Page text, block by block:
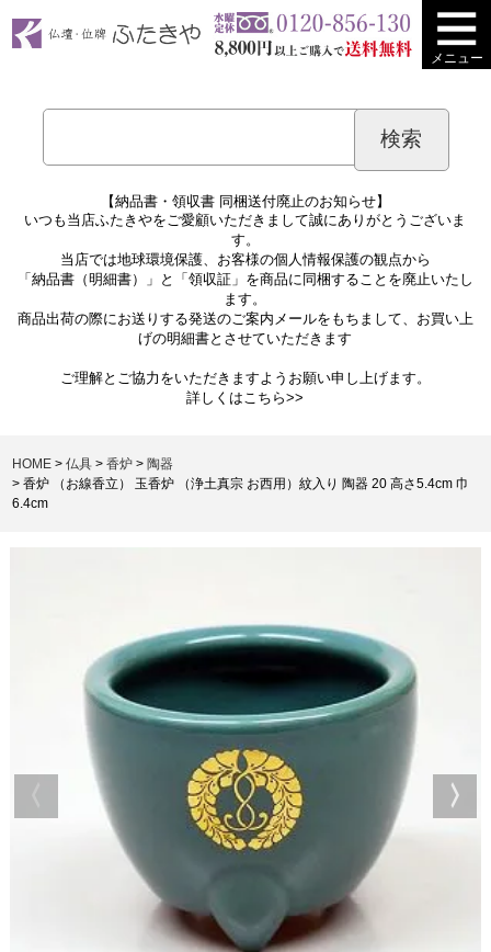
メニュー
【納品書・領収書 同梱送付廃止のお知らせ】
いつも当店ふたきやをご愛顧いただきまして誠にありがとうございま
す。
当店では地球環境保護、お客様の個人情報保護の観点から
「納品書（明細書）」と「領収証」を商品に同梱することを廃止いたし
ます。
商品出荷の際にお送りする発送のご案内メールをもちまして、お買い上
げの明細書とさせていただきます
ご理解とご協力をいただきますようお願い申し上げます。
詳しくはこちら>>
HOME 仏具 香炉
陶器
香炉 （お線香立） 玉香炉 （浄土真宗 お西用）紋入り 陶器 20 高さ5.4cm 巾
6.4cm